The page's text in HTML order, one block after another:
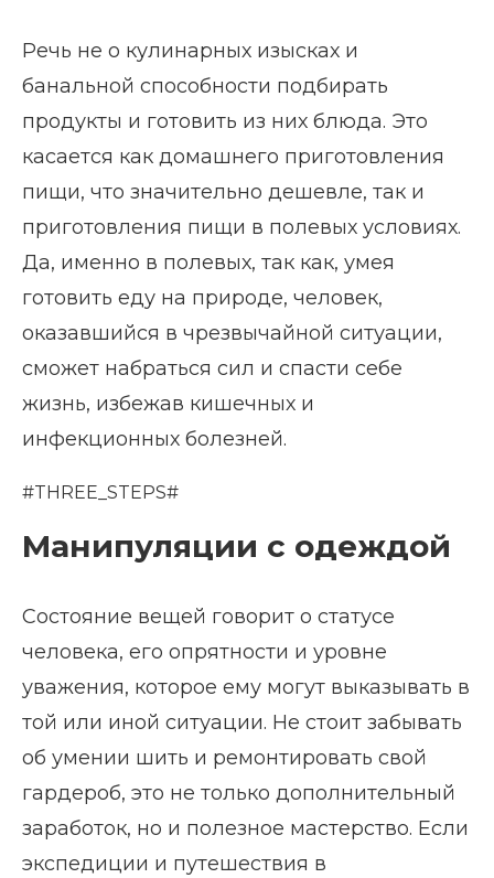
Речь не о кулинарных изысках и
банальной способности подбирать
продукты и готовить из них блюда. Это
касается как домашнего приготовления
пищи, что значительно дешевле, так и
приготовления пищи в полевых условиях.
Да, именно в полевых, так как, умея
готовить еду на природе, человек,
оказавшийся в чрезвычайной ситуации,
сможет набраться сил и спасти себе
жизнь, избежав кишечных и
инфекционных болезней.
#THREE_STEPS#
Манипуляции с одеждой
Состояние вещей говорит о статусе
человека, его опрятности и уровне
уважения, которое ему могут выказывать в
той или иной ситуации. Не стоит забывать
об умении шить и ремонтировать свой
гардероб, это не только дополнительный
заработок, но и полезное мастерство. Если
экспедиции и путешествия в